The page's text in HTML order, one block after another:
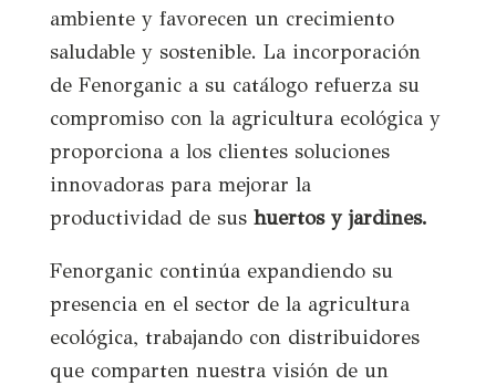
ambiente y favorecen un crecimiento
saludable y sostenible. La incorporación
de Fenorganic a su catálogo refuerza su
compromiso con la agricultura ecológica y
proporciona a los clientes soluciones
innovadoras para mejorar la
productividad de sus huertos y jardines.
Fenorganic continúa expandiendo su
presencia en el sector de la agricultura
ecológica, trabajando con distribuidores
que comparten nuestra visión de un